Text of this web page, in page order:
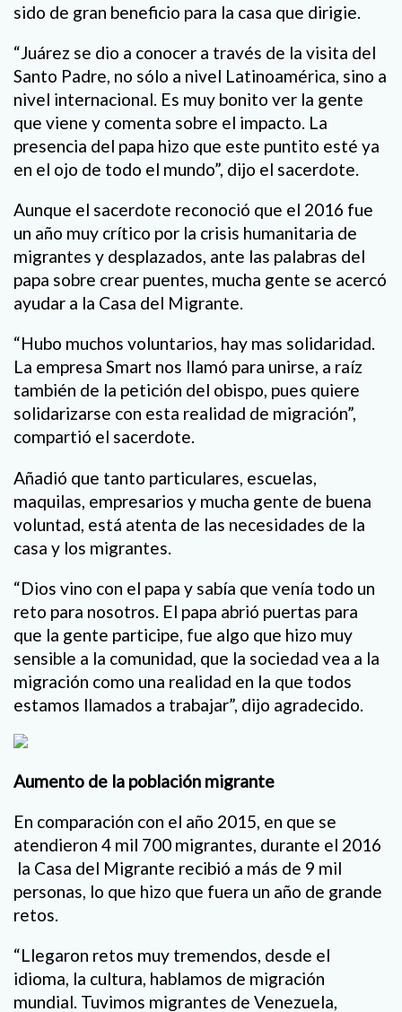
sido de gran beneficio para la casa que dirigie.
“Juárez se dio a conocer a través de la visita del
Santo Padre, no sólo a nivel Latinoamérica, sino a
nivel internacional. Es muy bonito ver la gente
que viene y comenta sobre el impacto. La
presencia del papa hizo que este puntito esté ya
en el ojo de todo el mundo”, dijo el sacerdote.
Aunque el sacerdote reconoció que el 2016 fue
un año muy crítico por la crisis humanitaria de
migrantes y desplazados, ante las palabras del
papa sobre crear puentes, mucha gente se acercó
ayudar a la Casa del Migrante.
“Hubo muchos voluntarios, hay mas solidaridad.
La empresa Smart nos llamó para unirse, a raíz
también de la petición del obispo, pues quiere
solidarizarse con esta realidad de migración”,
compartió el sacerdote.
Añadió que tanto particulares, escuelas,
maquilas, empresarios y mucha gente de buena
voluntad, está atenta de las necesidades de la
casa y los migrantes.
“Dios vino con el papa y sabía que venía todo un
reto para nosotros. El papa abrió puertas para
que la gente participe, fue algo que hizo muy
sensible a la comunidad, que la sociedad vea a la
migración como una realidad en la que todos
estamos llamados a trabajar”, dijo agradecido.
Aumento de la población migrante
En comparación con el año 2015, en que se
atendieron 4 mil 700 migrantes, durante el 2016
la Casa del Migrante recibió a más de 9 mil
personas, lo que hizo que fuera un año de grande
retos.
“Llegaron retos muy tremendos, desde el
idioma, la cultura, hablamos de migración
mundial. Tuvimos migrantes de Venezuela,